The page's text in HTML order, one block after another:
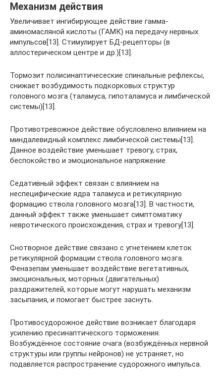
Механизм действия
Увеличивает ингибирующее действие гамма-
аминомасляной кислоты (ГАМК) на передачу нервных
импульсов[13]. Стимулирует БД-рецепторы (в
аллостерическом центре и др.)[13].
Тормозит полисинаптичесеские спинальные рефлексы,
снижает возбудимость подкорковых структур
головного мозга (таламуса, гипоталамуса и лимбической
системы)[13].
Противотревожное действие обусловлено влиянием на
миндалевидный комплекс лимбической системы[13].
Данное воздействие уменьшает тревогу, страх,
беспокойство и эмоциональное напряжение.
Седативный эффект связан с влиянием на
неспецифические ядра таламуса и ретикулярную
формацию ствола головного мозга[13]. В частности,
данный эффект также уменьшает симптоматику
невротического происхождения, страх и тревогу[13].
Снотворное действие связано с угнетением клеток
ретикулярной формации ствола головного мозга.
Феназепам уменьшает воздействие вегетативных,
эмоциональных, моторных (двигательных)
раздражителей, которые могут нарушать механизм
засыпания, и помогает быстрее заснуть.
Противосудорожное действие возникает благодаря
усилению пресинаптического торможения.
Возбуждённое состояние очага (возбуждённых нервной
структуры или группы нейронов) не устраняет, но
подавляется распространение судорожного импульса.